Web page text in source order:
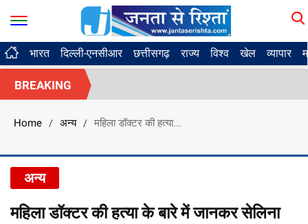
भारत दिल्ली-एनसीआर छत्तीसगढ़ राज्य विश्व खेल व्यापार
BREAKING
Home / अन्य / महिला डॉक्टर की हत्या...
अन्य
महिला डॉक्टर की हत्या के बारे में जानकर सेलिना